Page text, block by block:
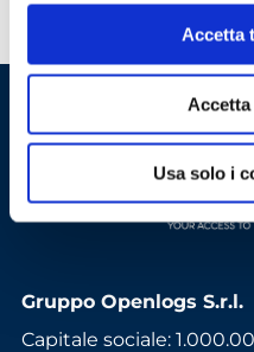
Accetta
Usa solo i
Gruppo Openlogs S.r.l.
Capitale sociale: